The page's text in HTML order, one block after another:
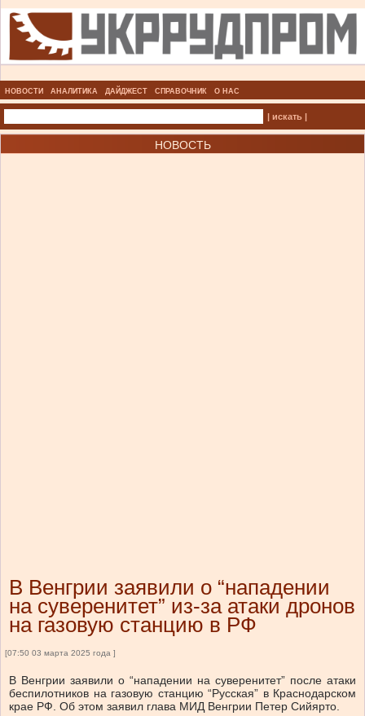
НОВОСТИ АНАЛИТИКА ДАЙДЖЕСТ СПРАВОЧНИК О НАС
| искать |
НОВОСТЬ
В Венгрии заявили о “нападении
на суверенитет” из-за атаки дронов
на газовую станцию в РФ
[07:50 03 марта 2025 года ]
В Венгрии заявили о “нападении на суверенитет” после атаки
беспилотников на газовую станцию “Русская” в Краснодарском
крае РФ. Об этом заявил глава МИД Венгрии Петер Сийярто.